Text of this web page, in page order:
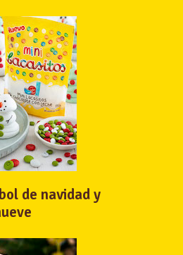
de navidad y